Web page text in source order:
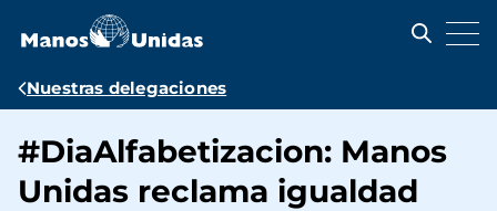
contenido
Ruta
navegación
Nuestras delegaciones
#DiaAlfabetizacion: Manos
Unidas reclama igualdad